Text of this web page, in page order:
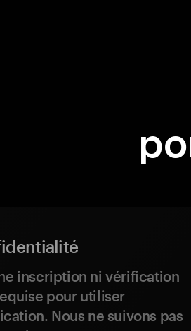
inscription ni vérification
pour utiliser
Nous ne suivons pas